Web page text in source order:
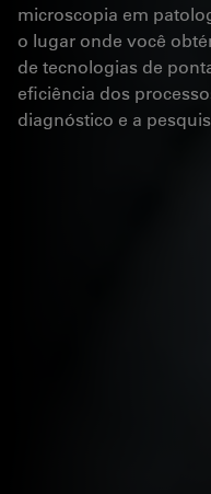
microscopia em
o lugar onde você
de tecnologias de
eficiência dos
diagnóstico e a